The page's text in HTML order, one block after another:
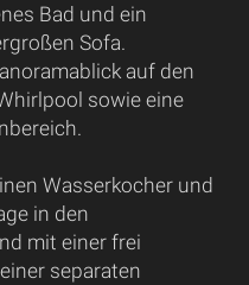
Bad und ein
Sofa.
auf den
sowie eine
Wasserkocher und
in den
mit einer frei
separaten